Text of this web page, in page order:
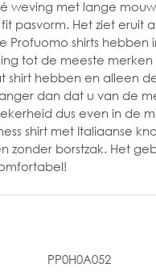
weving met lange
pasvorm. Het ziet eruit
Profuomo shirts
tot de meeste
hebben en alleen
dan dat u van de
dus even in de
shirt met Italiaanse
zonder borstzak. Het
PP0H0A052